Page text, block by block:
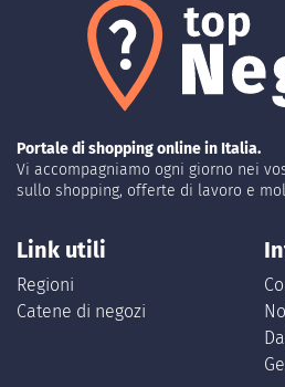
Portale di shopping online in Italia.
Vi accompagniamo ogni giorno nei
sullo shopping, offerte di lavoro e
Link utili
Regioni
Catene di negozi